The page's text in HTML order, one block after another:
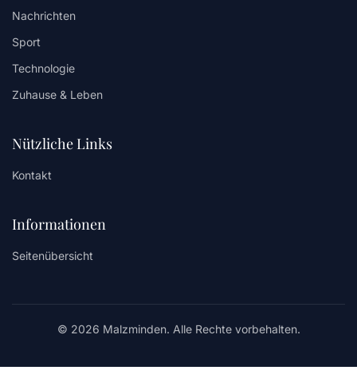
Nachrichten
Sport
Technologie
Zuhause & Leben
Nützliche Links
Kontakt
Informationen
Seitenübersicht
© 2026 Malzminden. Alle Rechte vorbehalten.